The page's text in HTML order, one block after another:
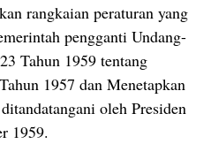
rangkaian peraturan yang
pengganti Undang-
Tahun 1959 tentang
1957 dan Menetapkan
oleh Presiden
1959.